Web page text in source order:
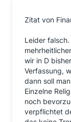
Zitat von
Leider
wir in D
Verfassung,
dann soll
Einzelne
noch
verpflichtet